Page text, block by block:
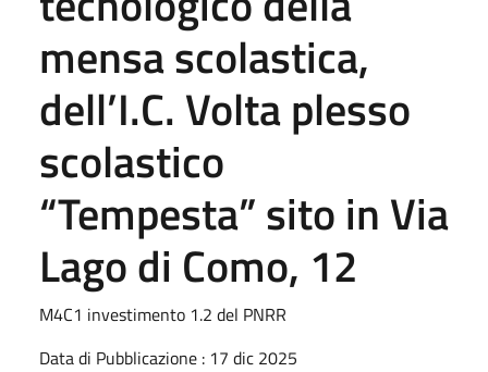
mensa scolastica,
dell’I.C. Volta plesso
scolastico
“Tempesta” sito in Via
Lago di Como, 12
M4C1 investimento 1.2 del PNRR
Data di Pubblicazione : 17 dic 2025